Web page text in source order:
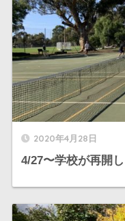
2020年4月28日
4/27〜学校が再開し